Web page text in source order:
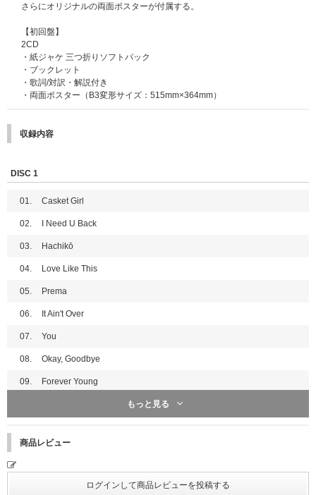
さらにオリジナルの両面ポスターが付属する。
【初回盤】
2CD
・紙ジャケ 三つ折りソフトパック
・ブックレット
・歌詞/対訳・解説付き
・両面ポスター（B3変形サイズ：515mm×364mm）
収録内容
DISC 1
01. Casket Girl
02. I Need U Back
03. Hachikō
04. Love Like This
05. Prema
06. It Ain't Over
07. You
08. Okay, Goodbye
09. Forever Young
DISC 2
01. grace
Workin’ Hard
もっと見る
商品レビュー